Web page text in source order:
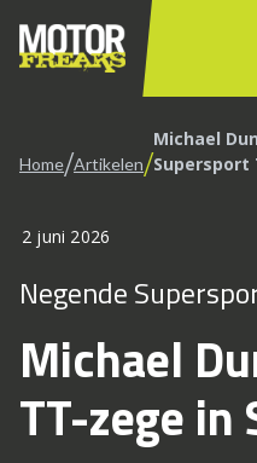
Home/Artikelen/Michael
Supersport
2 juni 2026
Negende
Michael
TT-zege in